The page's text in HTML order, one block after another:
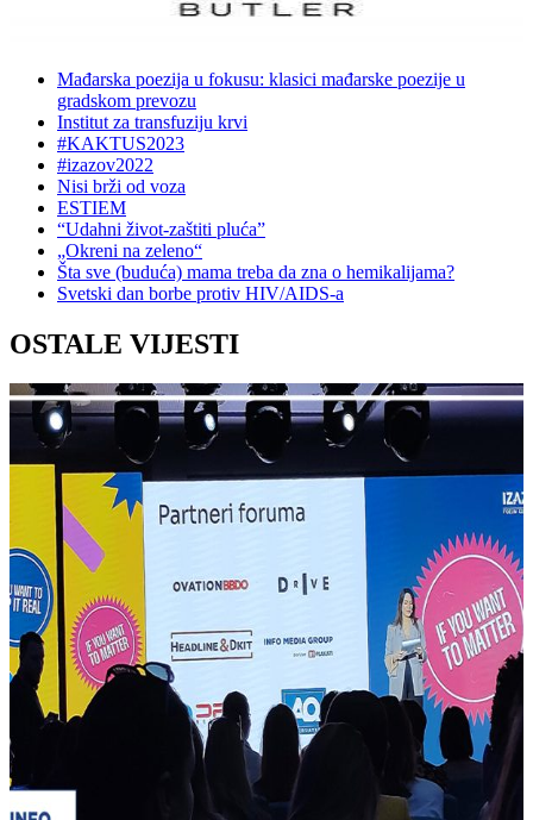
Mađarska poezija u fokusu: klasici mađarske poezije u
gradskom prevozu
Institut za transfuziju krvi
#KAKTUS2023
#izazov2022
Nisi brži od voza
ESTIEM
“Udahni život-zaštiti pluća”
„Okreni na zeleno“
Šta sve (buduća) mama treba da zna o hemikalijama?
Svetski dan borbe protiv HIV/AIDS-a
OSTALE VIJESTI